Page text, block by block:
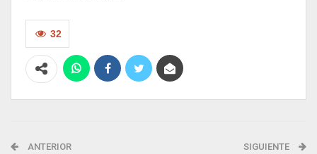
32
ANTERIOR SIGUIENTE